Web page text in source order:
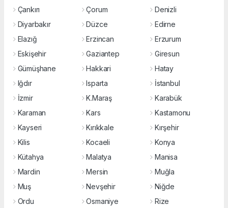
Çankırı
Çorum
Denizli
Diyarbakır
Düzce
Edirne
Elazığ
Erzincan
Erzurum
Eskişehir
Gaziantep
Giresun
Gümüşhane
Hakkari
Hatay
Iğdır
Isparta
İstanbul
İzmir
K.Maraş
Karabük
Karaman
Kars
Kastamonu
Kayseri
Kırıkkale
Kırşehir
Kilis
Kocaeli
Konya
Kütahya
Malatya
Manisa
Mardin
Mersin
Muğla
Muş
Nevşehir
Niğde
Ordu
Osmaniye Rize